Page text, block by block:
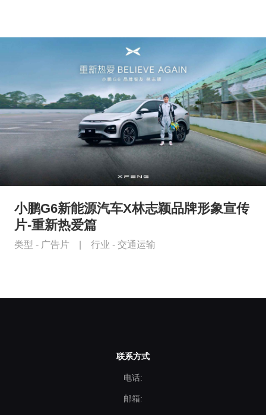
小鹏G6新能源汽车X林志颖品牌形象宣传
片-重新热爱篇
类型 - 广告片 行业 - 交通运输
联系方式
电话:
邮箱: